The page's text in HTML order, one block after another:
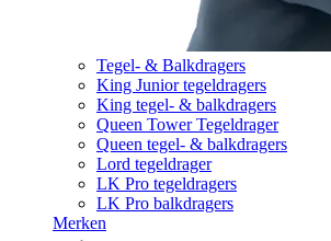
Tegel- & Balkdragers
King Junior tegeldragers
King tegel- & balkdragers
Queen Tower Tegeldrager
Queen tegel- & balkdragers
Lord tegeldrager
LK Pro tegeldragers
LK Pro balkdragers
Merken